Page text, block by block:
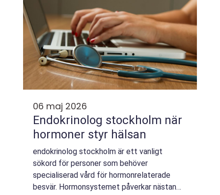
06 maj 2026
Endokrinolog stockholm när
hormoner styr hälsan
endokrinolog stockholm är ett vanligt
sökord för personer som behöver
specialiserad vård för hormonrelaterade
besvär. Hormonsystemet påverkar nästan